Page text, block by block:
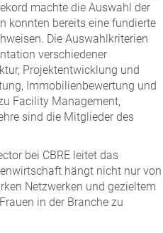
machte die Auswahl der
konnten bereits eine fundierte
Die Auswahlkriterien
verschiedener
Projektentwicklung und
Immobilienbewertung und
Facility Management,
sind die Mitglieder des
bei CBRE leitet das
hängt nicht nur von
Netzwerken und gezieltem
in der Branche zu